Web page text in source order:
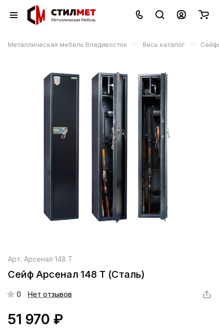
Металлическая мебель Владивосток – Весь каталог –
Арт. Арсенал 148 Т
Сейф Арсенал 148 Т (Сталь)
0 Нет отзывов
51 970 ₽